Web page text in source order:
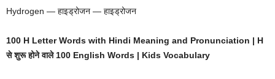
Hydrogen — हाइड्रोजन — हाइड्रोजन
100 H Letter Words with Hindi Meaning and Pronunciation | H
से शुरू होने वाले 100 English Words | Kids Vocabulary